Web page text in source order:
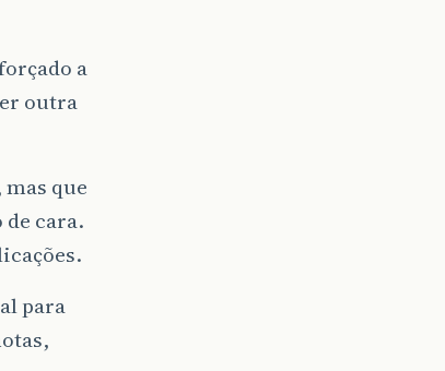
a
outra
que
de cara.
para